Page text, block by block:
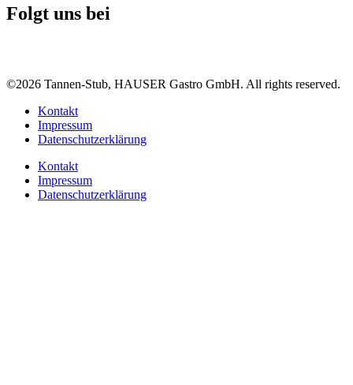
Folgt uns bei
©2026 Tannen-Stub, HAUSER Gastro GmbH. All rights reserved.
Kontakt
Impressum
Datenschutzerklärung
Kontakt
Impressum
Datenschutzerklärung